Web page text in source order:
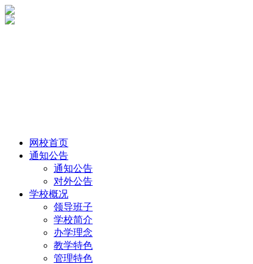
网校首页
通知公告
通知公告
对外公告
学校概况
领导班子
学校简介
办学理念
教学特色
管理特色